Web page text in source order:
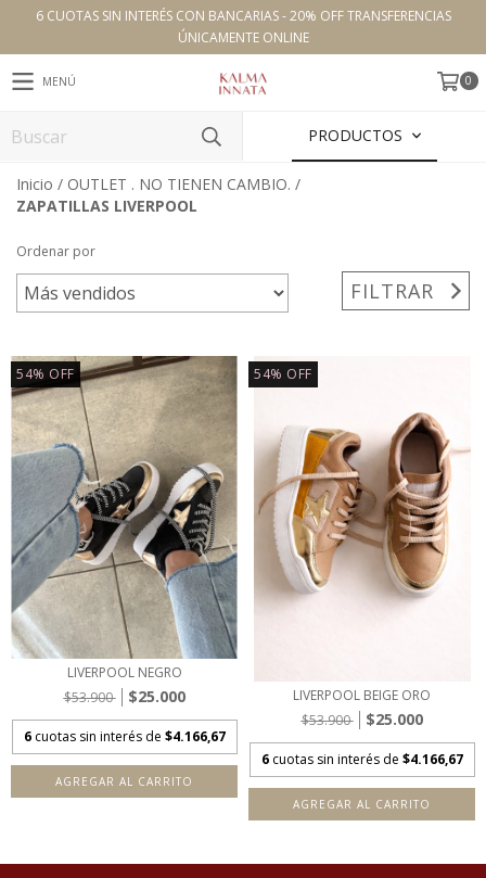
6 CUOTAS SIN INTERÉS CON BANCARIAS - 20% OFF TRANSFERENCIAS
ÚNICAMENTE ONLINE
MENÚ 0
PRODUCTOS
Inicio / OUTLET . NO TIENEN CAMBIO. /
ZAPATILLAS LIVERPOOL
Ordenar por
FILTRAR
54% OFF
LIVERPOOL NEGRO
$53.900
$25.000
6 cuotas sin interés de $4.166,67
AGREGAR AL CARRITO
54% OFF
LIVERPOOL BEIGE ORO
$53.900
$25.000
6 cuotas sin interés de $4.166,67
AGREGAR AL CARRITO